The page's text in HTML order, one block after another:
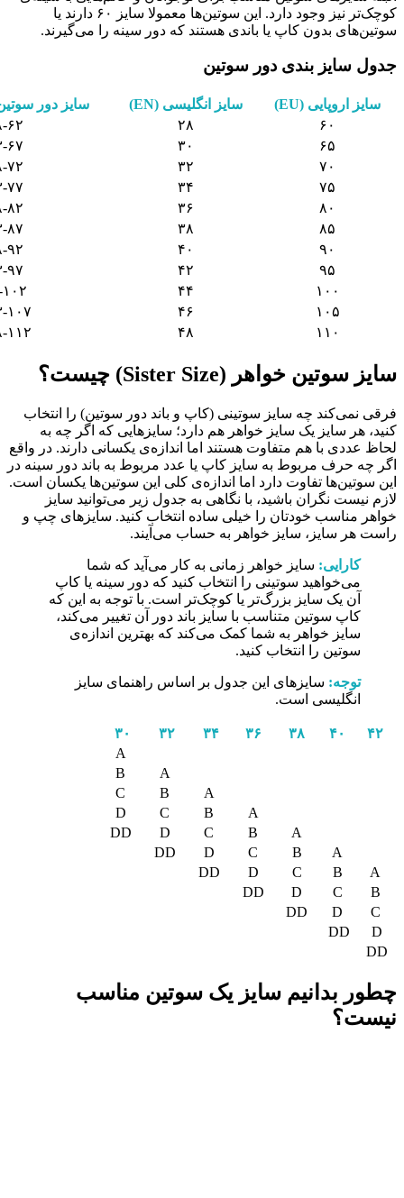
کوچک‌تر نیز وجود دارد. این سوتین‌ها معمولا سایز ۶۰ دارند یا
سوتین‌های بدون کاپ یا باندی هستند که دور سینه را می‌گیرند.
جدول سایز بندی دور سوتین
سایز اروپایی (EU) سایز انگلیسی (EN)
سایز دور
۶۰
۲۸
۶۵
۳۰
۷۰
۳۲
۷۵
۳۴
۸۰
۳۶
۸۵
۳۸
۹۰
۴۰
۹۵
۴۲
۱۰۰
۴۴
۹۸-
۱۰۵
۴۶
۱۱۰
۴۸
سایز سوتین خواهر (Sister Size) چیست؟
فرقی نمی‌کند چه سایز سوتینی (کاپ و باند دور سوتین) را انتخاب
کنید، هر سایز یک سایز خواهر هم دارد؛ سایزهایی که اگر چه به
لحاظ عددی با هم متفاوت هستند اما اندازه‌ی یکسانی دارند. در واقع
اگر چه حرف مربوط به سایز کاپ یا عدد مربوط به باند دور سینه در
این سوتین‌ها تفاوت دارد اما اندازه‌ی کلی این سوتین‌ها یکسان است.
لازم نیست نگران باشید، با نگاهی به جدول زیر می‌توانید سایز
خواهر مناسب خودتان را خیلی ساده انتخاب کنید. سایزهای چپ و
راست هر سایز، سایز خواهر به حساب می‌آیند.
کارایی: سایز خواهر زمانی به کار می‌آید که شما
می‌خواهید سوتینی را انتخاب کنید که دور سینه یا کاپ
آن یک سایز بزرگ‌تر یا کوچک‌تر است. با توجه به این که
کاپ سوتین متناسب با سایز باند دور آن تغییر می‌کند،
سایز خواهر به شما کمک می‌کند که بهترین اندازه‌ی
سوتین را انتخاب کنید.
توجه: سایزهای این جدول بر اساس راهنمای سایز
انگلیسی است.
۴۲ ۴۰ ۳۸ ۳۶ ۳۴ ۳۲
۳۰
D
DD
DD
چطور بدانیم سایز یک سوتین مناسب
نیست؟